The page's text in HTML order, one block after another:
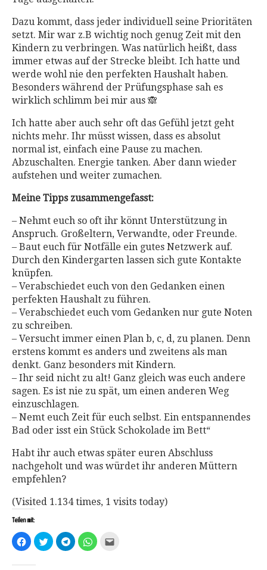
Dazu kommt, dass jeder individuell seine Prioritäten
setzt. Mir war z.B wichtig noch genug Zeit mit den
Kindern zu verbringen. Was natürlich heißt, dass
immer etwas auf der Strecke bleibt. Ich hatte und
werde wohl nie den perfekten Haushalt haben.
Besonders während der Prüfungsphase sah es
wirklich schlimm bei mir aus 🙈
Ich hatte aber auch sehr oft das Gefühl jetzt geht
nichts mehr. Ihr müsst wissen, dass es absolut
normal ist, einfach eine Pause zu machen.
Abzuschalten. Energie tanken. Aber dann wieder
aufstehen und weiter zumachen.
Meine Tipps zusammengefasst:
– Nehmt euch so oft ihr könnt Unterstützung in
Anspruch. Großeltern, Verwandte, oder Freunde.
– Baut euch für Notfälle ein gutes Netzwerk auf.
Durch den Kindergarten lassen sich gute Kontakte
knüpfen.
– Verabschiedet euch von den Gedanken einen
perfekten Haushalt zu führen.
– Verabschiedet euch vom Gedanken nur gute Noten
zu schreiben.
– Versucht immer einen Plan b, c, d, zu planen. Denn
erstens kommt es anders und zweitens als man
denkt. Ganz besonders mit Kindern.
– Ihr seid nicht zu alt! Ganz gleich was euch andere
sagen. Es ist nie zu spät, um einen anderen Weg
einzuschlagen.
– Nemt euch Zeit für euch selbst. Ein entspannendes
Bad oder isst ein Stück Schokolade im Bett“
Habt ihr auch etwas später euren Abschluss
nachgeholt und was würdet ihr anderen Müttern
empfehlen?
(Visited 1.134 times, 1 visits today)
Teilen mit:
Klick,
um
zu
Klick,
um
über
Klicken,
um
Klicken,
um